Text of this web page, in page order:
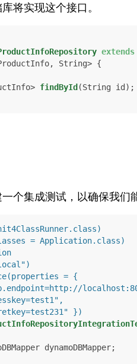
将实现这个接口。
extends
String> {
findById (String id) ;
个集成测试，以确保我
= Application.class)
= {
})
dynamoDBMapper;